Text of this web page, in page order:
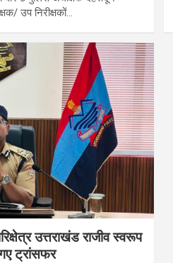
उप निरीक्षकों…
उत्तराखंड राजीव स्वरूप
ट्रांसफर